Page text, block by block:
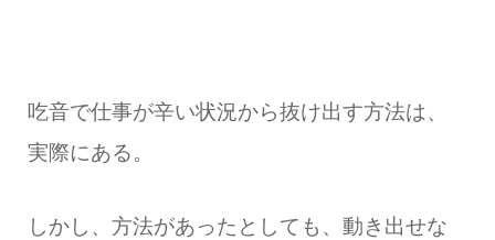
吃音で仕事が辛い状況から抜け出す方法は、
実際にある。
しかし、方法があったとしても、動き出せな